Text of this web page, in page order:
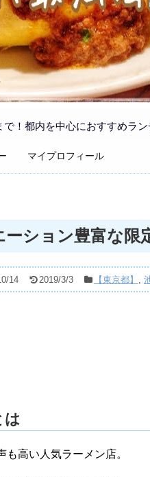
！都内を中心におすすめラ
マイプロフィール
ーション豊富な限
14 2019/3/3 【東京都】 ,
は
高い人気ラーメン店。